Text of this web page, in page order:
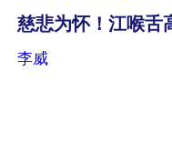
慈悲为怀！江喉舌
李威